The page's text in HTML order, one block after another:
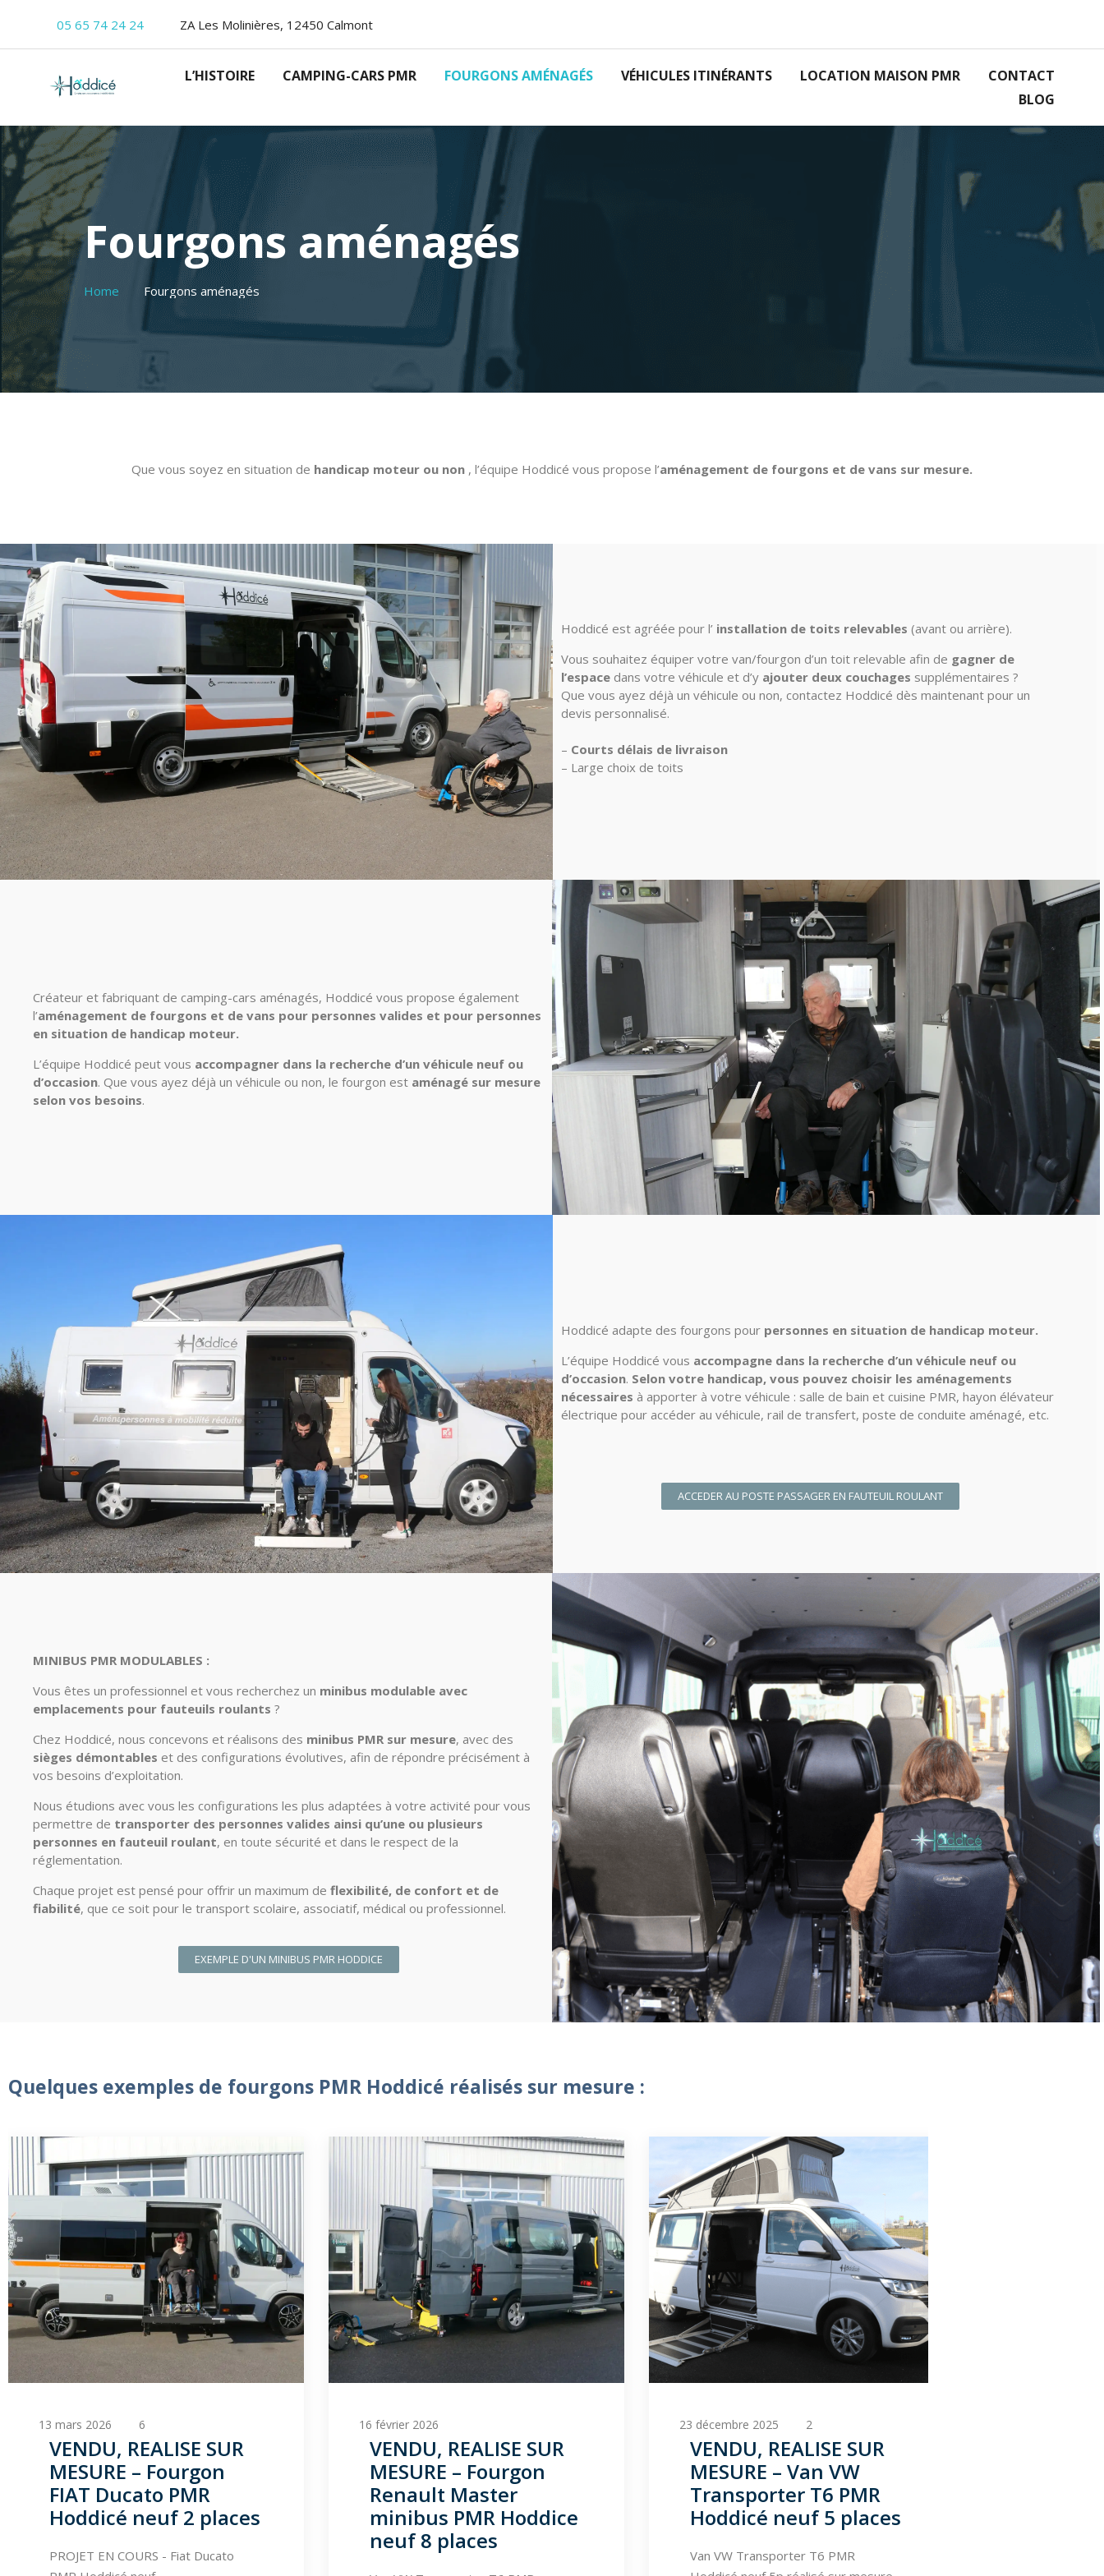
05 65 74 24 24 ZA Les Molinières, 12450 Calmont
L’HISTOIRE CAMPING-CARS PMR FOURGONS AMÉNAGÉS VÉHICULES ITINÉRANTS LOCATION MAISON PMR
CONTACT
BLOG
Fourgons aménagés
Home Fourgons aménagés
Que vous soyez en situation de handicap moteur ou non , l’équipe Hoddicé vous propose l’aménagement de fourgons et de vans sur mesure.
Hoddicé est agréée pour l’ installation de toits relevables (avant ou arrière).
Vous souhaitez équiper votre van/fourgon d’un toit relevable afin de gagner de
l’espacedans votre véhicule et d’y ajouter deux couchages supplémentaires ?
Que vous ayez déjà un véhicule ou non, contactez Hoddicé dès maintenant pour un
devis personnalisé.
– Courts délais de livraison
– Large choix de toits
Créateur et fabriquant de camping-cars aménagés, Hoddicé vous propose également
l’aménagement de fourgons et de vans pour personnes valides et pour personnes
en situation de handicap moteur.
L’équipe Hoddicé peut vous accompagner dans la recherche d’un véhicule neuf ou
d’occasion. Que vous ayez déjà un véhicule ou non, le fourgon est aménagé sur mesure
selon vos besoins.
Hoddicé adapte des fourgons pour personnes en situation de handicap moteur.
L’équipe Hoddicé vous accompagne dans la recherche d’un véhicule neuf ou
d’occasion. Selon votre handicap, vous pouvez choisir les aménagements
nécessaires à apporter à votre véhicule : salle de bain et cuisine PMR, hayon élévateur
électrique pour accéder au véhicule, rail de transfert, poste de conduite aménagé, etc.
ACCEDER AU POSTE PASSAGER EN FAUTEUIL ROULANT
MINIBUS PMR MODULABLES :
Vous êtes un professionnel et vous recherchez un minibus modulable avec
emplacements pour fauteuils roulants ?
Chez Hoddicé, nous concevons et réalisons des minibus PMR sur mesure, avec des
sièges démontables et des configurations évolutives, afin de répondre précisément à
vos besoins d’exploitation.
Nous étudions avec vous les configurations les plus adaptées à votre activité pour vous
permettre de transporter des personnes valides ainsi qu’une ou plusieurs
personnes en fauteuil roulant, en toute sécurité et dans le respect de la
réglementation.
Chaque projet est pensé pour offrir un maximum de flexibilité, de confort et de
fiabilité, que ce soit pour le transport scolaire, associatif, médical ou professionnel.
EXEMPLE D'UN MINIBUS PMR HODDICE
Quelques exemples de fourgons PMR Hoddicé réalisés sur mesure :
13 mars 2026 6
VENDU, REALISE SUR
MESURE – Fourgon
FIAT Ducato PMR
Hoddicé neuf 2 places
PROJET EN COURS - Fiat Ducato
16 février 2026
VENDU, REALISE SUR
MESURE – Fourgon
Renault Master
minibus PMR Hoddice
neuf 8 places
23 décembre 2025 2
VENDU, REALISE SUR
MESURE – Van VW
Transporter T6 PMR
Hoddicé neuf 5 places
Van VW Transporter T6 PMR